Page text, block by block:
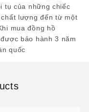
tụ của những chiếc
lượng đến từ một
mua đồng hồ
bảo hành 3 năm
quốc